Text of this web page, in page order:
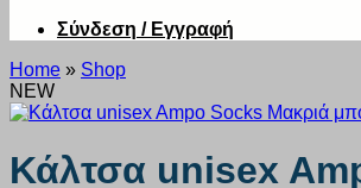
Σύνδεση / Εγγραφή
Home » Shop
NEW
Κάλτσα unisex